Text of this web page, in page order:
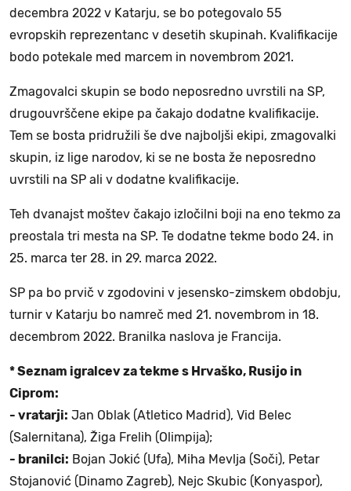
decembra 2022 v Katarju, se bo potegovalo 55
evropskih reprezentanc v desetih skupinah. Kvalifikacije
bodo potekale med marcem in novembrom 2021.
Zmagovalci skupin se bodo neposredno uvrstili na SP,
drugouvrščene ekipe pa čakajo dodatne kvalifikacije.
Tem se bosta pridružili še dve najboljši ekipi, zmagovalki
skupin, iz lige narodov, ki se ne bosta že neposredno
uvrstili na SP ali v dodatne kvalifikacije.
Teh dvanajst moštev čakajo izločilni boji na eno tekmo za
preostala tri mesta na SP. Te dodatne tekme bodo 24. in
25. marca ter 28. in 29. marca 2022.
SP pa bo prvič v zgodovini v jesensko-zimskem obdobju,
turnir v Katarju bo namreč med 21. novembrom in 18.
decembrom 2022. Branilka naslova je Francija.
* Seznam igralcev za tekme s Hrvaško, Rusijo in
Ciprom:
- vratarji: Jan Oblak (Atletico Madrid), Vid Belec
(Salernitana), Žiga Frelih (Olimpija);
- branilci: Bojan Jokić (Ufa), Miha Mevlja (Soči), Petar
Stojanović (Dinamo Zagreb), Nejc Skubic (Konyaspor),